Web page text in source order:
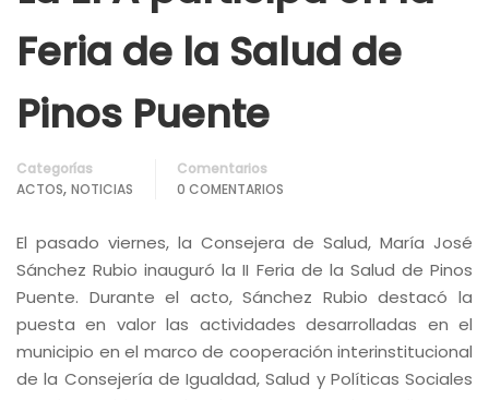
Feria de la Salud de
Pinos Puente
Categorías
ACTOS, NOTICIAS
Comentarios
0 COMENTARIOS
El pasado viernes, la Consejera de Salud, María José
Sánchez Rubio inauguró la II Feria de la Salud de Pinos
Puente. Durante el acto, Sánchez Rubio destacó la
puesta en valor las actividades desarrolladas en el
municipio en el marco de cooperación interinstitucional
de la Consejería de Igualdad, Salud y Políticas Sociales